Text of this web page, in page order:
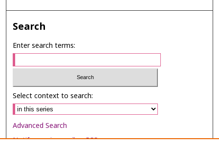
Search
Enter search terms:
Select context to search:
Advanced Search
Notify me via email orRSS